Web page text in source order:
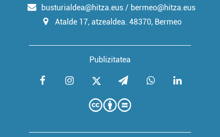
Publizitatea
busturialdea@hitza.eus / bermeo@hitza.eus
Atalde 17, atzealdea. 48370, Bermeo